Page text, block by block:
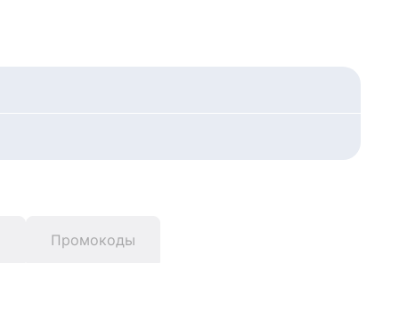
Промокоды